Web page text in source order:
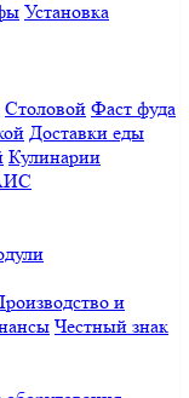
Установка
Столовой Фаст фуда
Доставки еды
Кулинарии
и
Честный знак